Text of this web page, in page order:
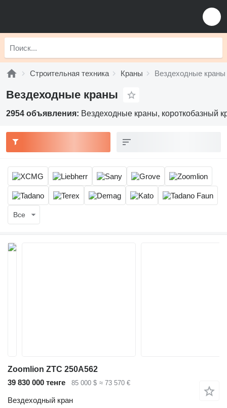
Строительная техника Краны Вездеходные краны
Вездеходные краны
2954 объявления: Вездеходные краны, короткобазный
Все
Zoomlion ZTC 250A562
39 830 000 тенге
85 000 $ ≈ 73 570 €
Вездеходный кран